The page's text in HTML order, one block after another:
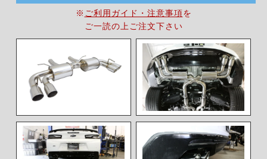
※ ご利用ガイド・注意事項を
ご一読の上ご注文下さい